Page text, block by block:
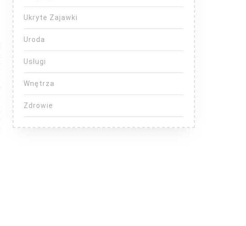
Ukryte Zajawki
Uroda
Usługi
Wnętrza
Zdrowie